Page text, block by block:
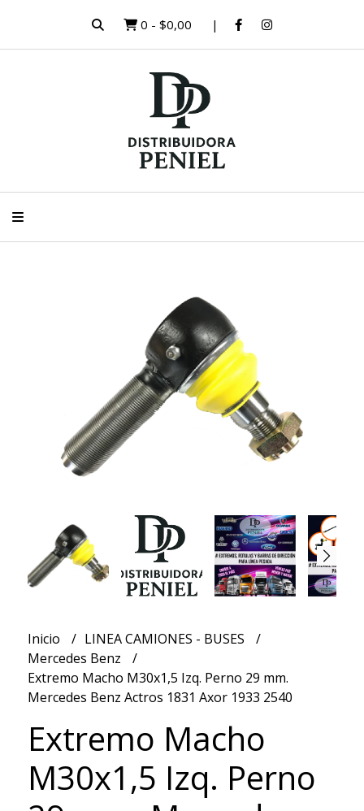
0 - $0,00
Inicio
LINEA CAMIONES - BUSES
Mercedes Benz
Extremo Macho M30x1,5 Izq. Perno 29 mm.
Mercedes Benz Actros 1831 Axor 1933 2540
Extremo Macho
M30x1,5 Izq. Perno